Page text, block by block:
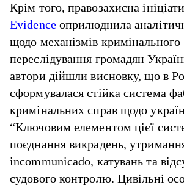
Крім того, правозахисна
Evidenceоприлюднила
щодо механізмів кримінального
переслідування громадян
автори дійшли висновку, що в
сформувалася стійка система
кримінальних справ щодо
“Ключовим елементом цієї
поєднання викрадень,
incommunicado, катувань та
судового контролю. Цивільні